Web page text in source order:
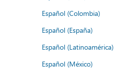
Español (Colombia)
Español (España)
Español (Latinoamérica)
Español (México)